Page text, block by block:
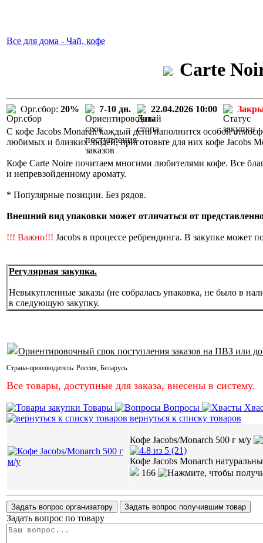
Все для дома - Чай, кофе
Carte
Орг.сбор: 20% 7-10 дн. 22.04.2026 10:00
С кофе Jacobs Monarch каждый день наполнится особой
любимых и близких людей, приготовьте для них кофе Jacobs
Кофе Carte Noire почитаем многими любителями кофе. Все
и непревзойденному аромату.
* Популярные позиции. Без рядов.
Внешний вид упаковки может отличаться от
!!! Важно!!! Jacobs в процессе ребрендинга. В закупке может
Регулярная закупка.
Невыкупленные заказы (не собралась упаковка, не было в
в следующую закупку.
Ориентировочный срок поступления заказов на ПВЗ или
Страна-производитель: Россия, Беларусь.
Все товары, доступные для заказа, внесены в систему.
Товары Вопросы
вернуться к списку товаров
Кофе Jacobs/Monarch 500 г м/у
(21)
Кофе Jacobs Monarch
166
Задать вопрос организатору Задать вопрос получившим товар
Задать вопрос по товару